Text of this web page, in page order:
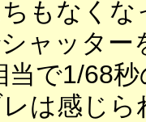
もなく
ャッター
当で1/68
は感じら